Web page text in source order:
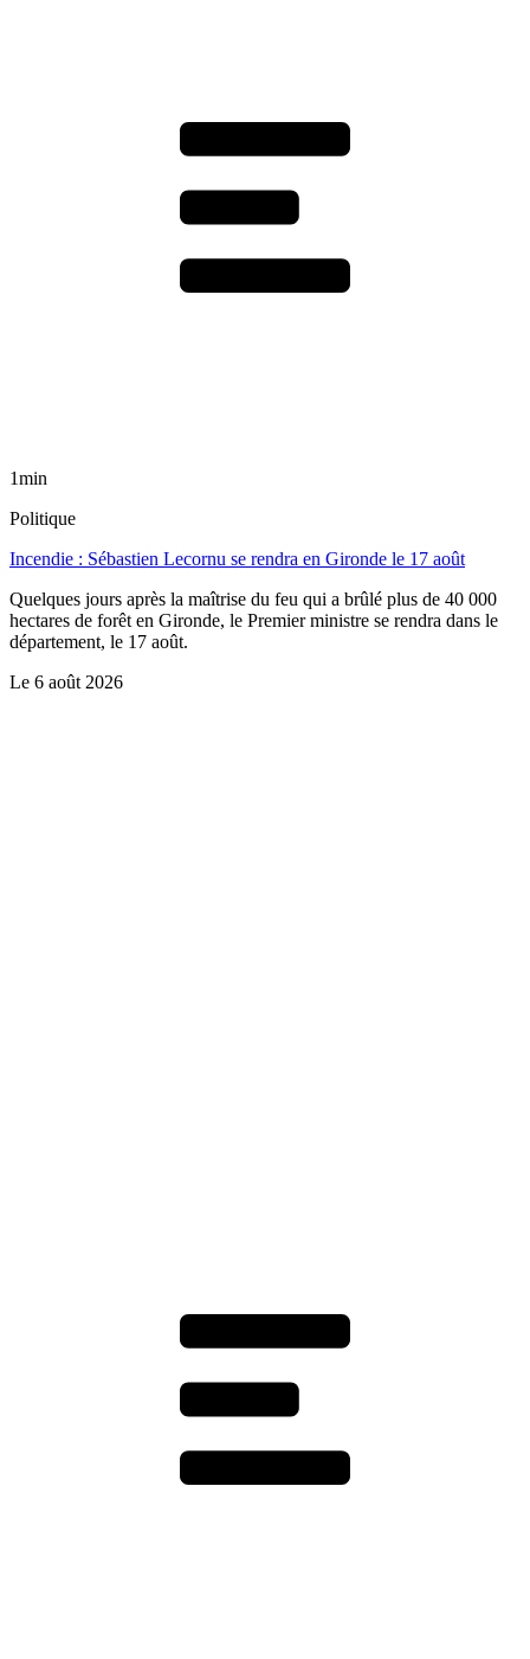
1min
Politique
Incendie : Sébastien Lecornu se rendra en Gironde le 17 août
Quelques jours après la maîtrise du feu qui a brûlé plus de 40 000
hectares de forêt en Gironde, le Premier ministre se rendra dans le
département, le 17 août.
Le 6 août 2026